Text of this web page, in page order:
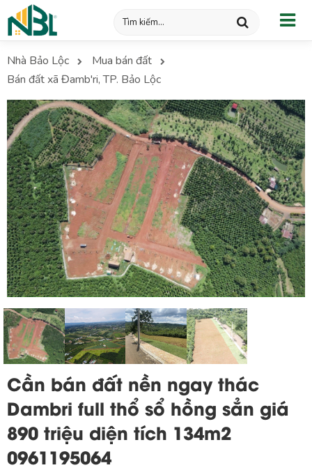
Nhà Bảo Lộc
Mua bán đất
Bán đất xã Đamb'ri, TP. Bảo Lộc
Cần bán đất nền ngay thác
Dambri full thổ sổ hồng sẳn giá
890 triệu diện tích 134m2
0961195064